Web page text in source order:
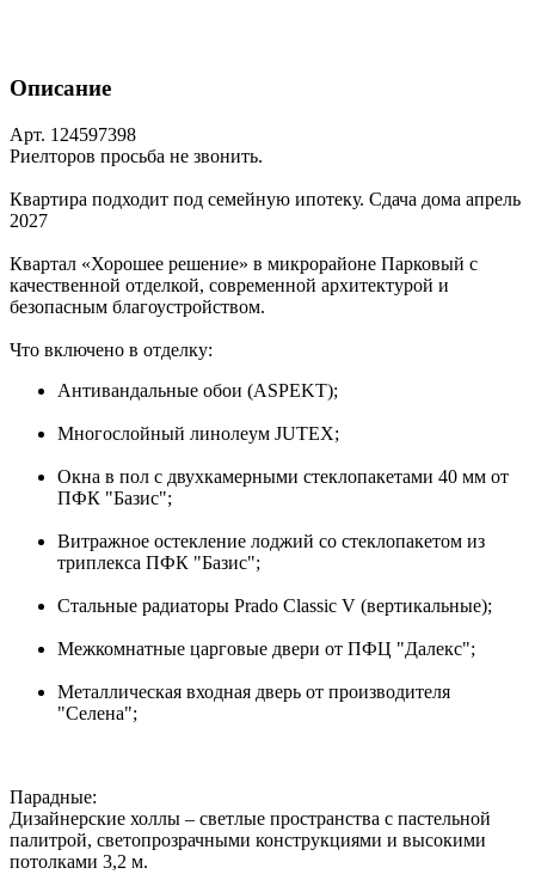
Описание
Арт. 124597398
Риелторов просьба не звонить.
Квартира подходит под семейную ипотеку. Сдача дома апрель
2027
Квартал «Хорошее решение» в микрорайоне Парковый с
качественной отделкой, современной архитектурой и
безопасным благоустройством.
Что включено в отделку:
Антивандальные обои (ASPEKT);
Многослойный линолеум JUTEX;
Окна в пол с двухкамерными стеклопакетами 40 мм от
ПФК "Базис";
Витражное остекление лоджий со стеклопакетом из
триплекса ПФК "Базис";
Стальные радиаторы Prado Classic V (вертикальные);
Межкомнатные царговые двери от ПФЦ "Далекс";
Металлическая входная дверь от производителя
"Селена";
Парадные:
Дизайнерские холлы – светлые пространства с пастельной
палитрой, светопрозрачными конструкциями и высокими
потолками 3,2 м.